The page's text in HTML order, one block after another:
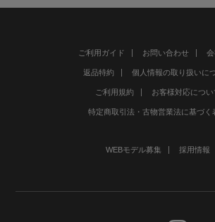
ご利用ガイド お問い合わせ
返品特約 個人情報の取り扱いに
ご利用規約 お客様対応につい
特定商取引法・古物営業法に基づく
WEBモデル募集 採用情報